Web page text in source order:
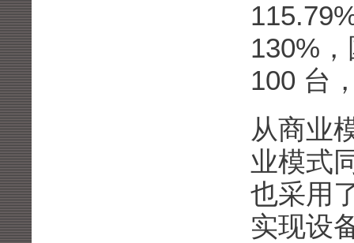
130%
100 台
从商业
业模式
也采用
实现设